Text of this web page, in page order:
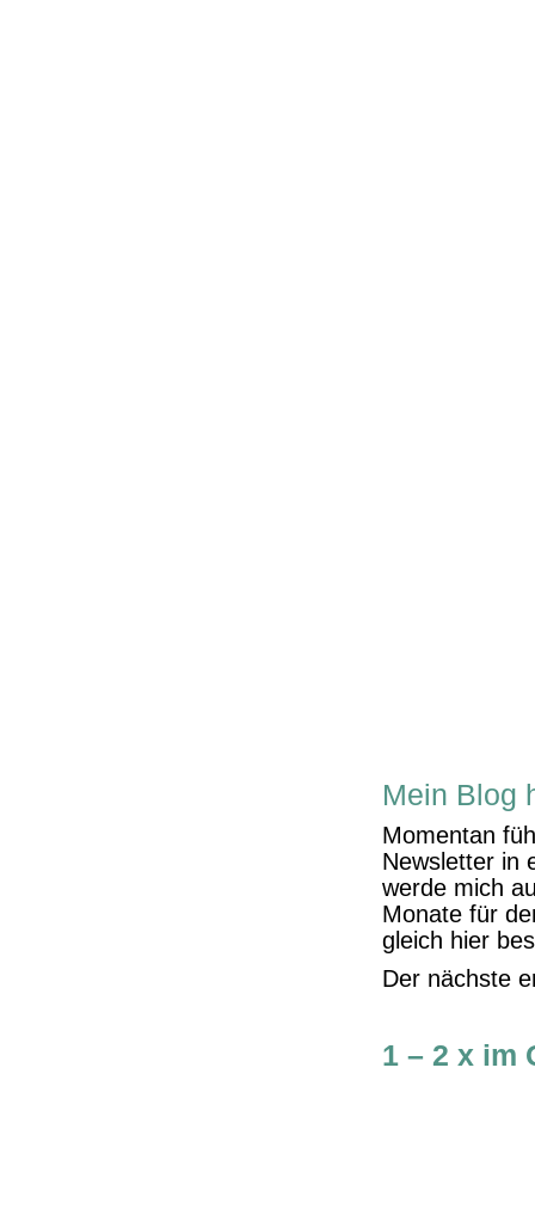
Mein Blog
Momentan
Newsletter in
werde mich
Monate für
gleich hier
Der nächste
1 – 2 x im